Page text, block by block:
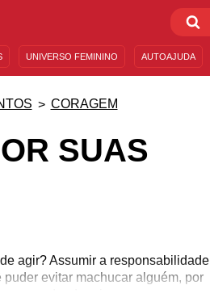
UNIVERSO FEMININO AUTOAJUDA
CORAGEM
SUAS
agir? Assumir a responsabilidade
evitar machucar alguém, por
depois.